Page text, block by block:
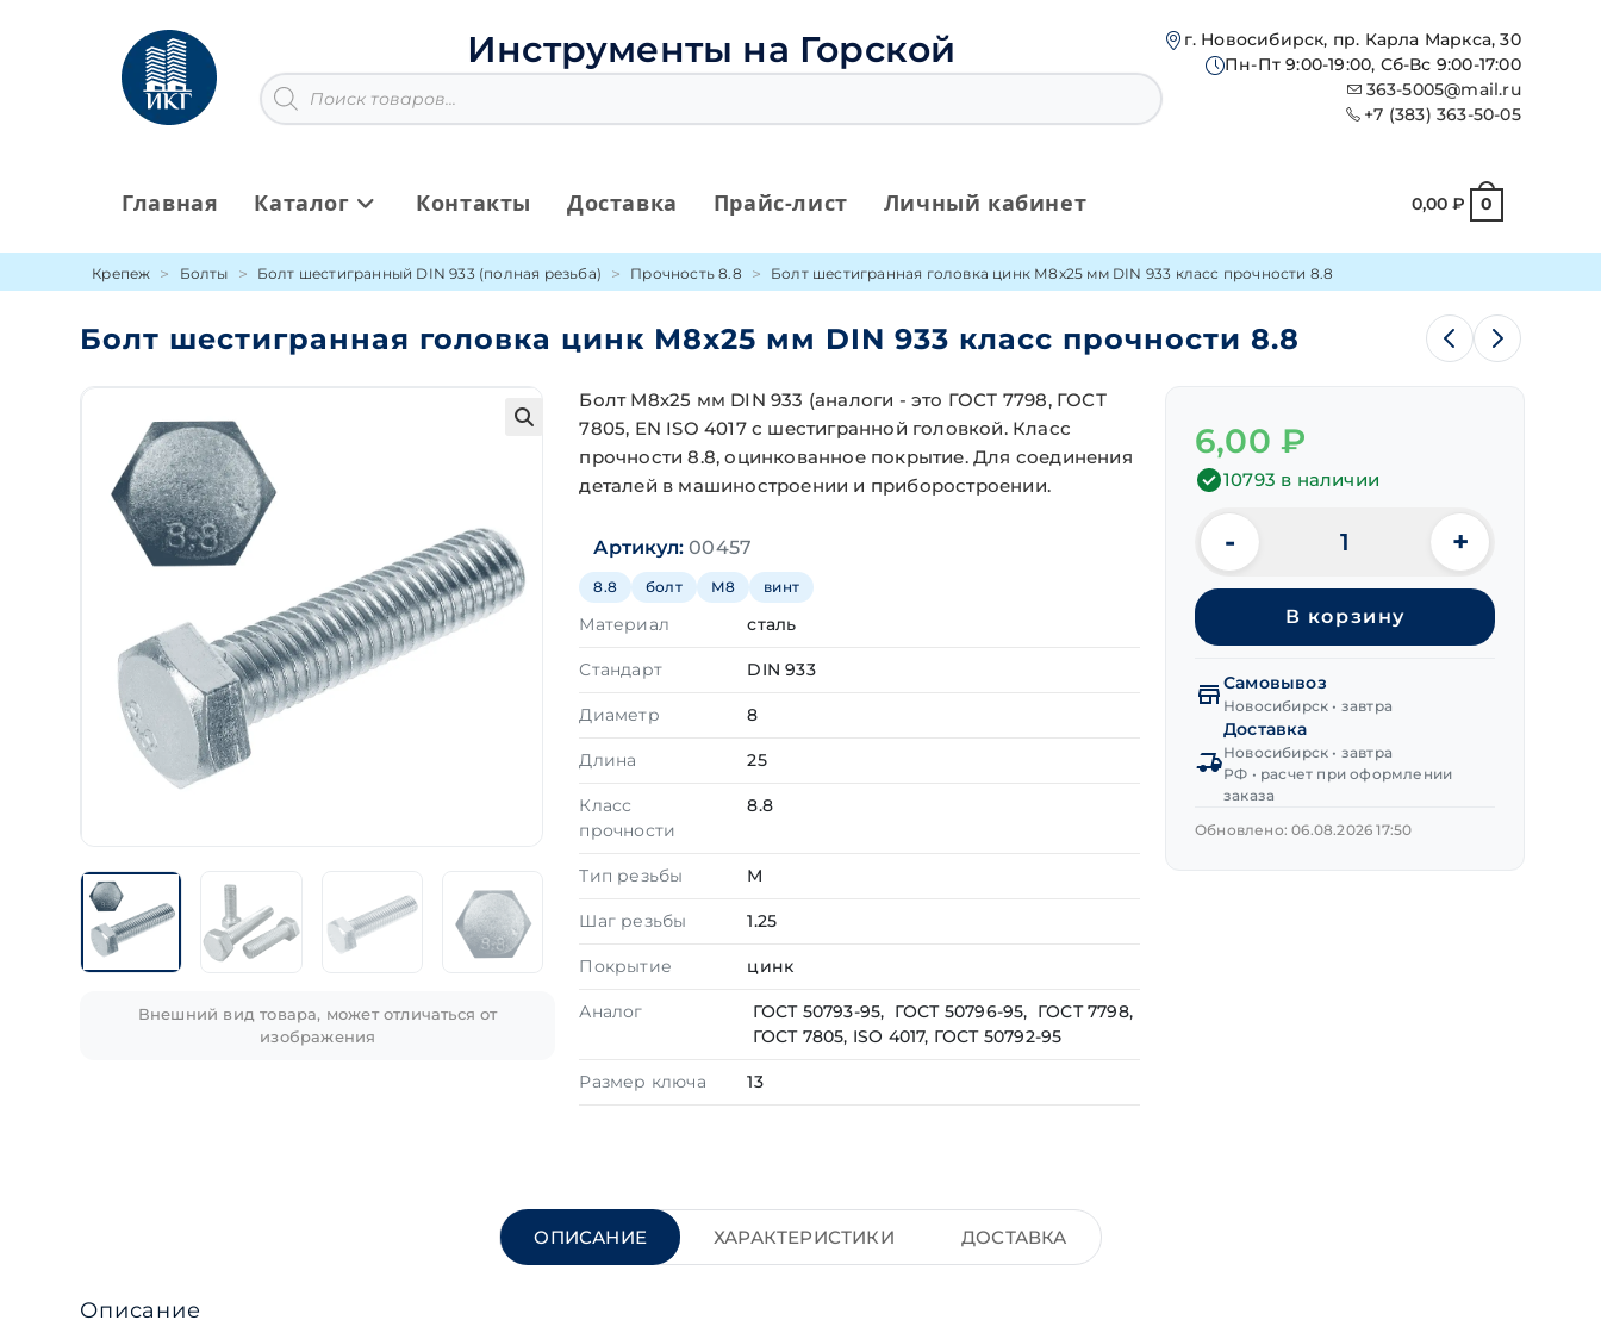
содержимому
Инструменты на Горской
Поиск
товаров
г. Новосибирск, пр. Карла Маркса, 30
Пн-Пт 9:00-19:00, Сб-Вс 9:00-17:00
363-5005@mail.ru
+7 (383) 363-50-05
Главная Каталог Контакты Доставка Прайс-лист Личный кабинет 0,00 ₽ 0
Крепеж Болты Болт шестигранный DIN 933 (полная резьба) Прочность 8.8 Болт шестигранная головка цинк М8х25 мм DIN 933 класс прочности 8.8
Болт шестигранная головка цинк М8х25 мм DIN 933 класс прочности 8.8
Внешний вид товара, может отличаться от
изображения
Болт М8х25 мм DIN 933 (аналоги - это ГОСТ 7798, ГОСТ
7805, EN ISO 4017 с шестигранной головкой. Класс
прочности 8.8, оцинкованное покрытие. Для соединения
деталей в машиностроении и приборостроении.
Артикул:00457
8.8 болт М8 винт
Материал сталь
Стандарт DIN 933
Диаметр 8
Длина 25
Класс
прочности
8.8
Тип резьбы М
Шаг резьбы 1.25
Покрытие цинк
Аналог
ГОСТ 50793-95, ГОСТ 50796-95, ГОСТ 7798,
ГОСТ 7805, ISO 4017, ГОСТ 50792-95
Размер ключа 13
6,00₽
10793 в наличии
Количество
товара
Болт
шестигранная
головка
цинк
М8х25 мм
DIN 933
класс
прочности 8.8
- +
В корзину
Самовывоз
Новосибирск • завтра
Доставка
Новосибирск • завтра
РФ • расчет при оформлении
заказа
Обновлено: 06.08.2026 17:50
ОПИСАНИЕ ХАРАКТЕРИСТИКИ ДОСТАВКА
Описание